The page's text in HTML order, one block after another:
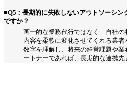
■Q5：長期的に失敗しないアウトソーシン
ですか？
画一的な業務代行ではなく、自社
内容を柔軟に変化させてくれる業
数字を理解し、将来の経営課題や
ートナーであれば、長期的な連携先